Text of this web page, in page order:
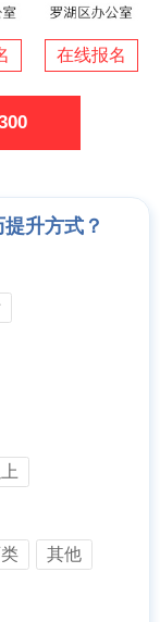
在线报名
升方式？
其他